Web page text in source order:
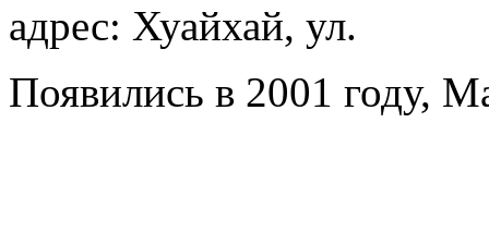
адрес: Хуайхай, ул.
Появились в 2001 году,